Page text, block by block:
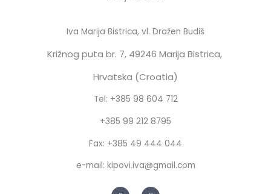
Iva Marija Bistrica, vl. Dražen Budiš
Križnog puta br. 7, 49246 Marija Bistrica,
Hrvatska (Croatia)
Tel: +385 98 604 712
+385 99 212 8795
Fax: +385 49 444 044
e-mail: kipovi.iva@gmail.com
F G